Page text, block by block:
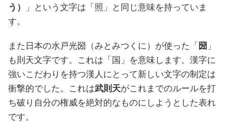
う）
」という文字は「照」と同じ意味を持っていま
す。
また日本の水戸光圀（みとみつくに）が使った「 圀 」
も則天文字です。これは「国」を意味します。漢字に
強いこだわりを持つ漢人にとって新しい文字の制定は
衝撃的でした。これは武則天がこれまでのルールを打
ち破り自分の権威を絶対的なものにしようとした表れ
です。